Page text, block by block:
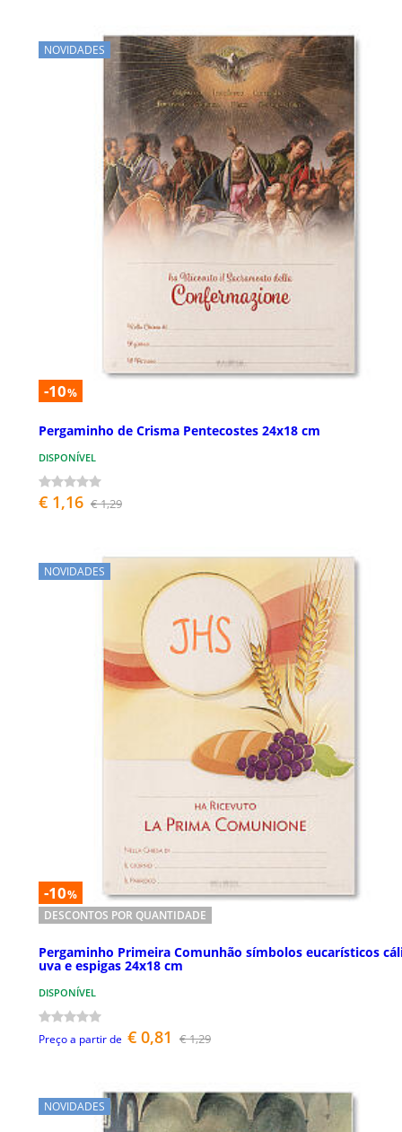
NOVIDADES
-10%
Pergaminho de Crisma Pentecostes 24x18 cm
DISPONÍVEL
€ 1,16 € 1,29
NOVIDADES
-10%
DESCONTOS POR QUANTIDADE
Pergaminho Primeira Comunhão símbolos eucarísticos
uva e espigas 24x18 cm
DISPONÍVEL
Preço a partir de € 0,81 € 1,29
NOVIDADES